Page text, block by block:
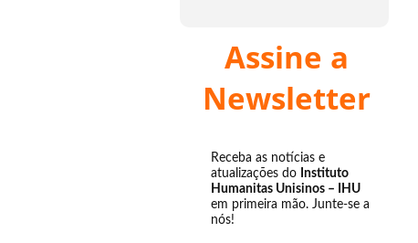
Assine a
Newsletter
Receba as notícias e
atualizações do Instituto
Humanitas Unisinos – IHU
em primeira mão. Junte-se a
nós!